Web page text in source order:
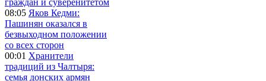
08:05 Яков Кедми:
Пашинян оказался в
безвыходном положении
со всех сторон
00:01 Хранители
традиций из Чалтыря:
семья донских армян